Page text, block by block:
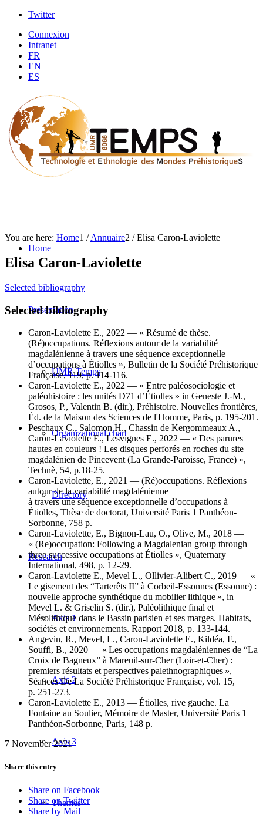
Twitter
Connexion
Intranet
FR
EN
ES
Home
Presentation
UMR Temps
Organizational chart
Directory
Research
Axis 1
Axis 2
Axis 3
Themes
You are here: Home1 / Annuaire2 / Elisa Caron-Laviolette
Elisa Caron-Laviolette
Selected bibliography
Selected bibliography
Caron-Laviolette E., 2022 — « Résumé de thèse.
(Ré)occupations. Réflexions autour de la variabilité
magdalénienne à travers une séquence exceptionnelle
d’occupations à Étiolles », Bulletin de la Société Préhistorique
Française, 119, p. 114-116.
Caron-Laviolette E., 2022 — « Entre paléosociologie et
paléohistoire : les unités D71 d’Étiolles » in Geneste J.-M.,
Grosos, P., Valentin B. (dir.), Préhistoire. Nouvelles frontières,
Éd. de la Maison des Sciences de l'Homme, Paris, p. 195-201.
Peschaux C., Salomon H., Chassin de Kergommeaux A.,
Caron-Laviolette E., Lesvignes E., 2022 — « Des parures
hautes en couleurs ! Les disques perforés en roches du site
magdalénien de Pincevent (La Grande-Paroisse, France) »,
Technè, 54, p.18-25.
Caron-Laviolette, E., 2021 — (Ré)occupations. Réflexions
autour de la variabilité magdalénienne
à travers une séquence exceptionnelle d’occupations à
Étiolles, Thèse de doctorat, Université Paris 1 Panthéon-
Sorbonne, 758 p.
Caron-Laviolette, E., Bignon-Lau, O., Olive, M., 2018 —
« (Re)occupation: Following a Magdalenian group through
three successive occupations at Étiolles », Quaternary
International, 498, p. 12-29.
Caron-Laviolette E., Mevel L., Ollivier-Alibert C., 2019 — «
Le gisement des “Tarterêts II” à Corbeil-Essonnes (Essonne) :
nouvelle approche synthétique du mobilier lithique », in
Mevel L. & Griselin S. (dir.), Paléolithique final et
Mésolithique dans le Bassin parisien et ses marges. Habitats,
sociétés et environnements. Rapport 2018, p. 133-144.
Angevin, R., Mevel, L., Caron-Laviolette E., Kildéa, F.,
Souffi, B., 2020 — « Les occupations magdaléniennes de “La
Croix de Bagneux” à Mareuil-sur-Cher (Loir-et-Cher) :
premiers résultats et perspectives palethnographiques »,
Séances De La Société Préhistorique Française, vol. 15,
p. 251-273.
Caron-Laviolette E., 2013 — Étiolles, rive gauche. La
Fontaine au Soulier, Mémoire de Master, Université Paris 1
Panthéon-Sorbonne, Paris, 148 p.
7 November 2021
Share this entry
Share on Facebook
Share on Twitter
Share by Mail